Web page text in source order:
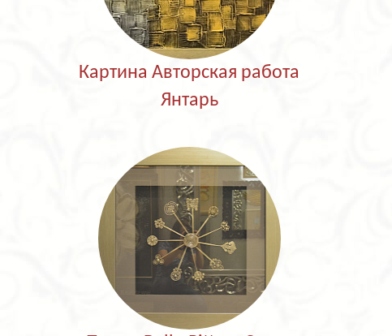
Картина Авторская работа
Янтарь